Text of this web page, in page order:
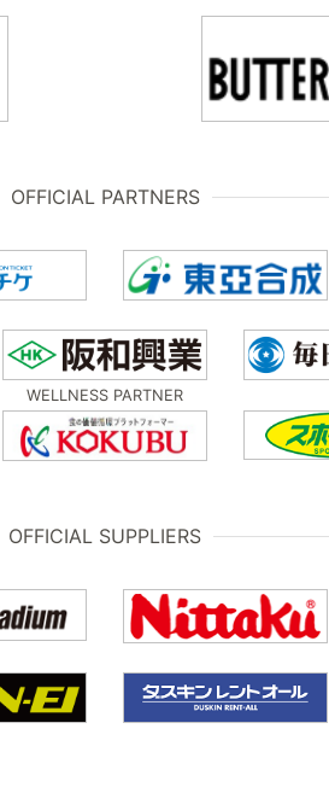
OFFICIAL PARTNERS
WELLNESS PARTNER
OFFICIAL SUPPLIERS